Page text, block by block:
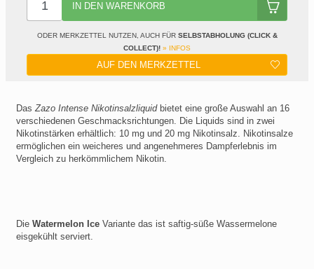
IN DEN WARENKORB
ODER MERKZETTEL NUTZEN, AUCH FÜR SELBSTABHOLUNG (CLICK &
COLLECT)! » INFOS
AUF DEN MERKZETTEL
Das Zazo Intense Nikotinsalzliquidbietet eine große Auswahl an 16
verschiedenen Geschmacksrichtungen. Die Liquids sind in zwei
Nikotinstärken erhältlich: 10 mg und 20 mg Nikotinsalz. Nikotinsalze
ermöglichen ein weicheres und angenehmeres Dampferlebnis im
Vergleich zu herkömmlichem Nikotin.
Die Watermelon Ice Variante das ist saftig-süße Wassermelone
eisgekühlt serviert.